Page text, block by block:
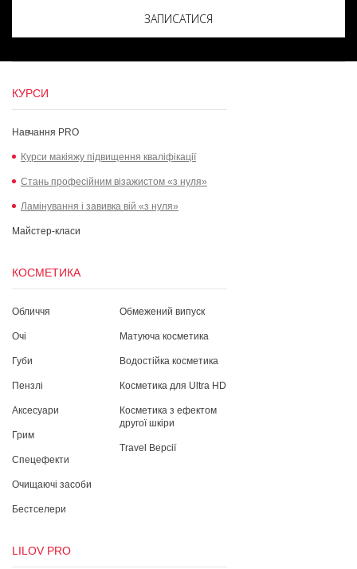
ЗАПИСАТИСЯ
КУРСИ
Навчання PRO
Курси макіяжу підвищення кваліфікації
Стань професійним візажистом «з нуля»
Ламінування і завивка вій «з нуля»
Майстер-класи
КОСМЕТИКА
Обличчя
Очі
Губи
Пензлі
Аксесуари
Грим
Спецефекти
Очищаючі засоби
Бестселери
Обмежений випуск
Матуюча косметика
Водостійка косметика
Косметика для Ultra HD
Косметика з ефектом
другої шкіри
Travel Версії
LILOV PRO